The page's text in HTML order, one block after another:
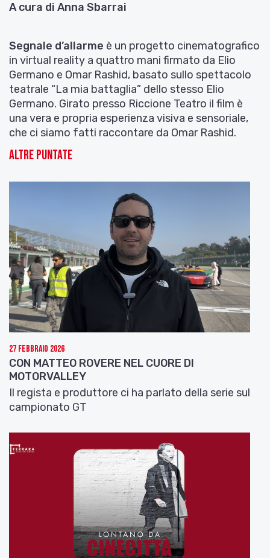
A cura di Anna Sbarrai
Segnale d’allarme è un progetto cinematografico
in virtual reality a quattro mani firmato da Elio
Germano e Omar Rashid, basato sullo spettacolo
teatrale “La mia battaglia” dello stesso Elio
Germano. Girato presso Riccione Teatro il film è
una vera e propria esperienza visiva e sensoriale,
che ci siamo fatti raccontare da Omar Rashid.
Altre puntate
27 Febbraio 2026
CON MATTEO ROVERE NEL CUORE DI
MOTORVALLEY
Il regista e produttore ci ha parlato della serie sul
campionato GT